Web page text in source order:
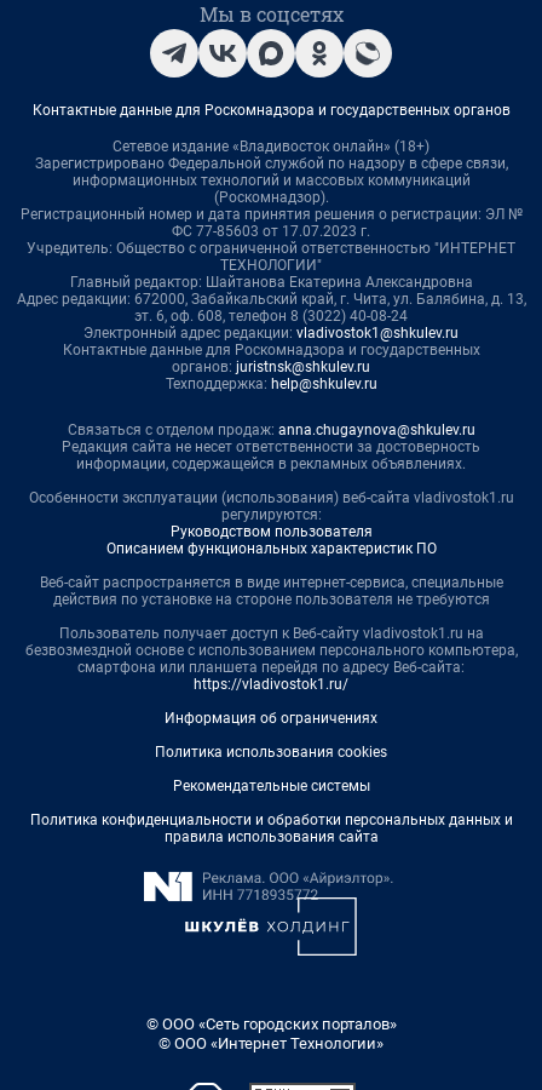
Мы в соцсетях
Контактные данные для Роскомнадзора и государственных органов
Сетевое издание «Владивосток онлайн» (18+)
Зарегистрировано Федеральной службой по надзору в сфере связи,
информационных технологий и массовых коммуникаций
(Роскомнадзор).
Регистрационный номер и дата принятия решения о регистрации: ЭЛ №
ФС 77-85603 от 17.07.2023 г.
Учредитель: Общество с ограниченной ответственностью "ИНТЕРНЕТ
ТЕХНОЛОГИИ"
Главный редактор: Шайтанова Екатерина Александровна
Адрес редакции: 672000, Забайкальский край, г. Чита, ул. Балябина, д. 13,
эт. 6, оф. 608, телефон 8 (3022) 40-08-24
Электронный адрес редакции: vladivostok1@shkulev.ru
Контактные данные для Роскомнадзора и государственных
органов: juristnsk@shkulev.ru
Техподдержка: help@shkulev.ru
Связаться с отделом продаж: anna.chugaynova@shkulev.ru
Редакция сайта не несет ответственности за достоверность
информации, содержащейся в рекламных объявлениях.
Особенности эксплуатации (использования) веб-сайта vladivostok1.ru
регулируются:
Руководством пользователя
Описанием функциональных характеристик ПО
Веб-сайт распространяется в виде интернет-сервиса, специальные
действия по установке на стороне пользователя не требуются
Пользователь получает доступ к Веб-сайту vladivostok1.ru на
безвозмездной основе с использованием персонального компьютера,
смартфона или планшета перейдя по адресу Веб-сайта:
https://vladivostok1.ru/
Информация об ограничениях
Политика использования cookies
Рекомендательные системы
Политика конфиденциальности и обработки персональных данных и
правила использования сайта
© ООО «Сеть городских порталов»
© ООО «Интернет Технологии»